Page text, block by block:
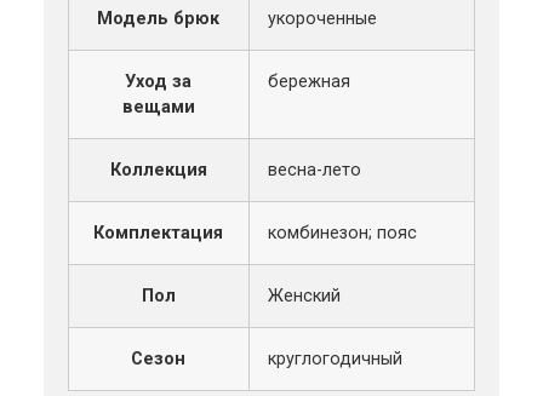
Модель брюк укороченные
Уход за
вещами
бережная
Коллекция весна-лето
Комплектация комбинезон; пояс
Пол Женский
Сезон круглогодичный